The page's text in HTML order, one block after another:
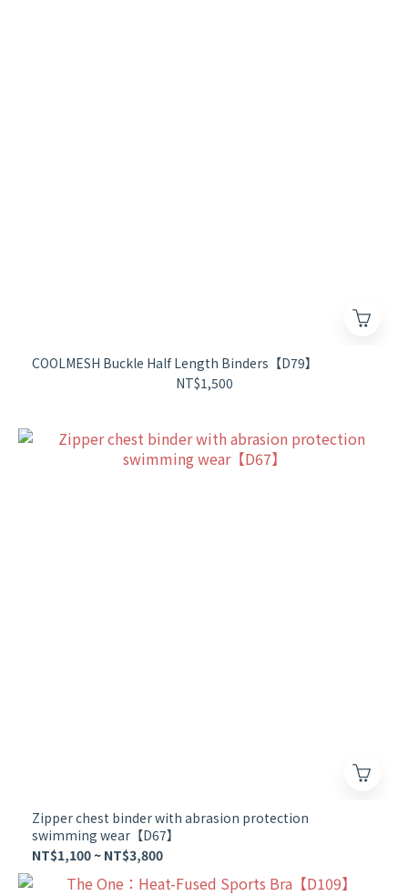
COOLMESH Buckle Half Length Binders【D79】
NT$1,500
Zipper chest binder with abrasion protection
swimming wear【D67】
NT$1,100 ~ NT$3,800